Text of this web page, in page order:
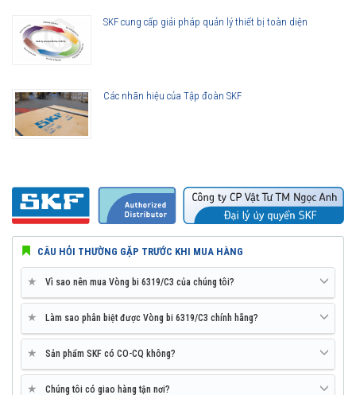
SKF cung cấp giải pháp quản lý thiết bị toàn diện
Các nhãn hiệu của Tập đoàn SKF
CÂU HỎI THƯỜNG GẶP TRƯỚC KHI MUA HÀNG
★ Vì sao nên mua Vòng bi 6319/C3 của chúng tôi?
★ Làm sao phân biệt được Vòng bi 6319/C3 chính hãng?
★ Sản phẩm SKF có CO-CQ không?
★ Chúng tôi có giao hàng tận nơi?